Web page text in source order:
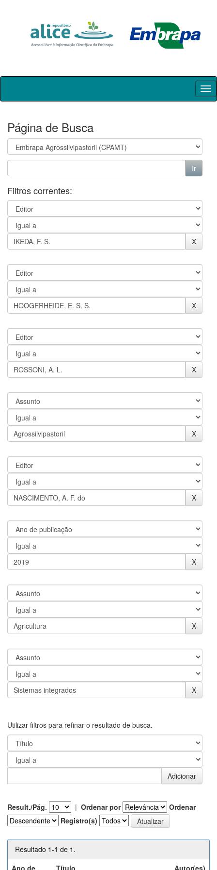
Skip
Página de Busca
Filtros correntes:
Utilizar filtros para refinar o resultado de busca.
Result./Pág. | Ordenar por
Ordenar
Registro(s)
Resultado 1-1 de 1.
Ano de
Título Autor(es)